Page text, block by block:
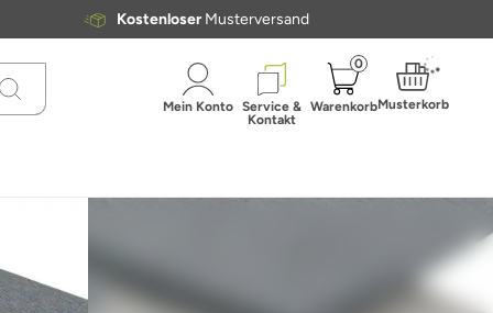
Kostenloser Musterversand
Mein Konto Service &
Kontakt
0
WarenkorbMusterkorb